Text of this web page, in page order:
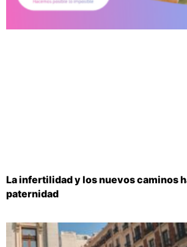
La infertilidad y los nuevos caminos
paternidad